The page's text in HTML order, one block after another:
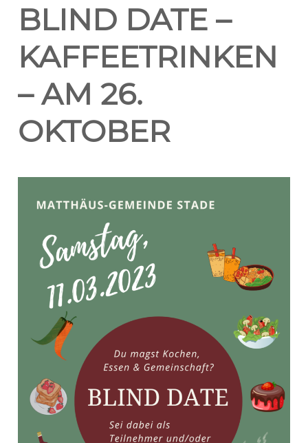
BLIND DATE –
KAFFEETRINKEN
– AM 26.
OKTOBER